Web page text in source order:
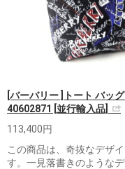
[バーバリー ]トート バッ
40602871 [並行輸入品]
113,400円
この商品は、奇抜なデザ
す。一見落書きのような